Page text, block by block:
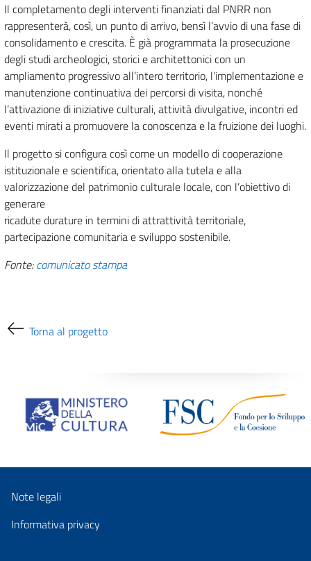
Il completamento degli interventi finanziati dal PNRR non
rappresenterà, così, un punto di arrivo, bensì l’avvio di una fase di
consolidamento e crescita. È già programmata la prosecuzione
degli studi archeologici, storici e architettonici con un
ampliamento progressivo all’intero territorio, l’implementazione e
manutenzione continuativa dei percorsi di visita, nonché
l’attivazione di iniziative culturali, attività divulgative, incontri ed
eventi mirati a promuovere la conoscenza e la fruizione dei luoghi.
Il progetto si configura così come un modello di cooperazione
istituzionale e scientifica, orientato alla tutela e alla
valorizzazione del patrimonio culturale locale, con l’obiettivo di
generare
ricadute durature in termini di attrattività territoriale,
partecipazione comunitaria e sviluppo sostenibile.
Fonte:comunicato stampa
Torna al progetto
Note legali
Informativa privacy